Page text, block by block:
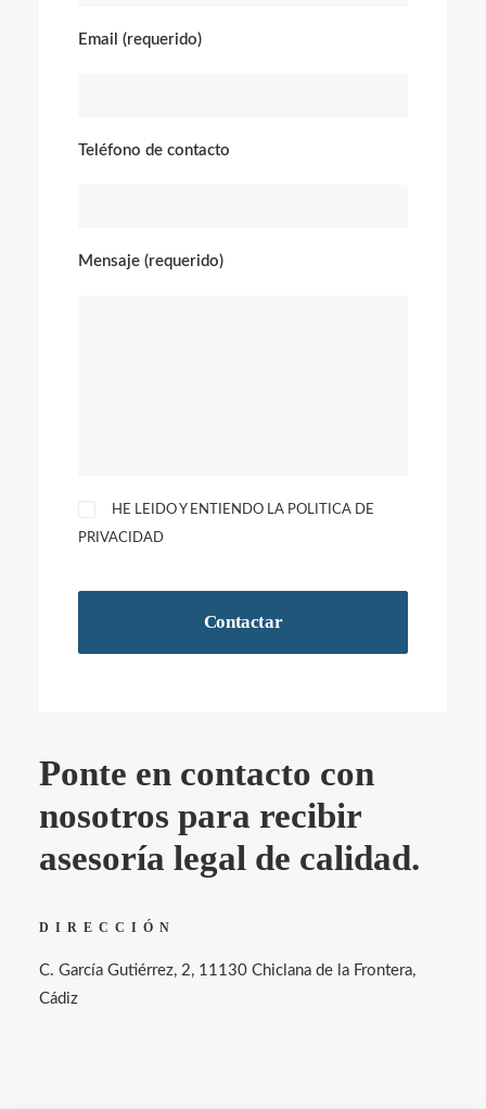
Email (requerido)
Teléfono de contacto
Mensaje (requerido)
HE LEIDO Y ENTIENDO LA POLITICA DE
PRIVACIDAD
Ponte en contacto con
nosotros para recibir
asesoría legal de calidad.
DIRECCIÓN
C. García Gutiérrez, 2, 11130 Chiclana de la Frontera,
Cádiz